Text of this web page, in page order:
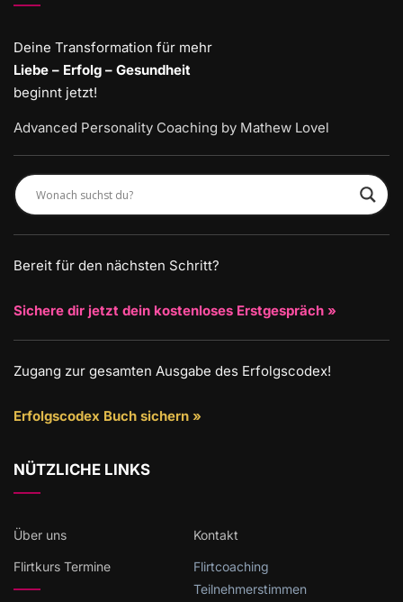
Deine Transformation für mehr
Liebe – Erfolg – Gesundheit
beginnt jetzt!
Advanced Personality Coaching by Mathew Lovel
Bereit für den nächsten Schritt?
Sichere dir jetzt dein kostenloses Erstgespräch »
Zugang zur gesamten Ausgabe des Erfolgscodex!
Erfolgscodex Buch sichern »
NÜTZLICHE LINKS
Über uns Kontakt
Flirtkurs Termine
Flirtcoaching
Teilnehmerstimmen